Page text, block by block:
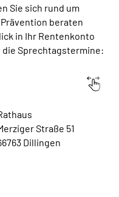
Sie sich rund um
beraten
in Ihr Rentenkonto
Sprechtagstermine:
Straße 51
Dillingen